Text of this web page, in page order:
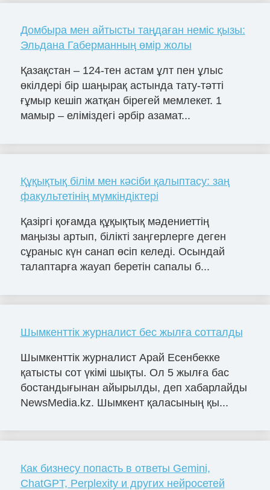
Домбыра мен айтысты таңдаған неміс қызы:
Эльдана Габерманның өмір жолы
Қазақстан – 124-тен астам ұлт пен ұлыс
өкілдері бір шаңырақ астында тату-тәтті
ғұмыр кешіп жатқан бірегей мемлекет. 1
мамыр – еліміздегі әрбір азамат...
Құқықтық білім мен кәсіби қалыптасу: заң
факультетінің мүмкіндіктері
Қазіргі қоғамда құқықтық мәдениеттің
маңызы артып, білікті заңгерлерге деген
сұраныс күн санап өсіп келеді. Осындай
талаптарға жауап беретін сапалы б...
Шымкенттік журналист бес жылға сотталды
Шымкенттік журналист Арай Есенбекке
қатысты сот үкімі шықты. Ол 5 жылға бас
бостандығынан айырылды, деп хабарлайды
NewsMedia.kz. Шымкент қаласының қы...
Как бизнесу попасть в ответы Gemini,
ChatGPT, Perplexity и других нейросетей